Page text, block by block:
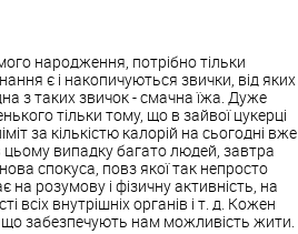
народження, потрібно тільки
є і накопичуються звички, від яких
з таких звичок - смачна їжа. Дуже
тільки тому, що в зайвої цукерці
за кількістю калорій на сьогодні вже
випадку багато людей, завтра
спокуса, повз якої так непросто
розумову і фізичну активність, на
всіх внутрішніх органів і т. д. Кожен
що забезпечують нам можливість жити.